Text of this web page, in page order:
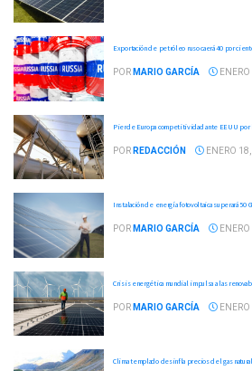
Exportación de petróleo ruso caerá 40 por
POR MARIO GARCÍA
Pierde Europa competitividad ante EEUU
POR REDACCIÓN ENERO
Instalación de energía fotovoltaica superará 50
POR MARIO GARCÍA
Crisis energética mundial impulsa a las
POR MARIO GARCÍA
Clima templado desinfla precios del gas natural